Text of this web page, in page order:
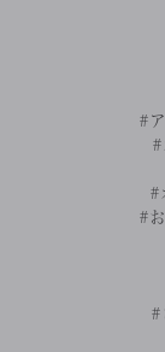
#
#
#
#
#